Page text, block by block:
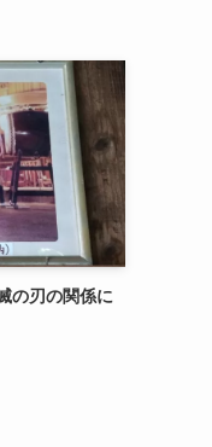
の刃の関係に